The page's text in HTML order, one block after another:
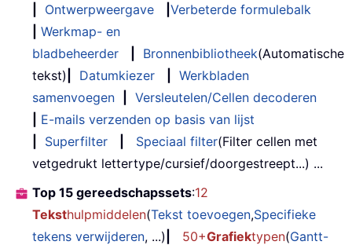
Ontwerpweergave
Verbeterde formulebalk
Werkmap- en
bladbeheerder
Bronnenbibliotheek(Automatische
tekst)
Datumkiezer
Werkbladen
samenvoegen
Versleutelen/Cellen decoderen
E-mails verzenden op basis van lijst
Superfilter Speciaal filter(Filter cellen met
vetgedrukt lettertype/cursief/doorgestreept...) ...
Top 15 gereedschapssets:12
Teksthulpmiddelen(Tekst toevoegen,Specifieke
tekens verwijderen, ...) 50+Grafiektypen(Gantt-